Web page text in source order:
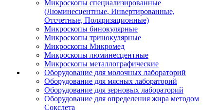
Микроскопы специализированные
(Люминесцентные, Инвертированные,
Отсчетные, Поляризационные)
Микроскопы бинокулярные
Микроскопы тринокулярные
Микроскопы Микромед
Микроскопы люминесцентные
Микроскопы металлографические
Оборудование для молочных лабораторий
Оборудование для мясных лабораторий
Оборудование для зерновых лабораторий
Оборудование для определения жира методом
Сокслета